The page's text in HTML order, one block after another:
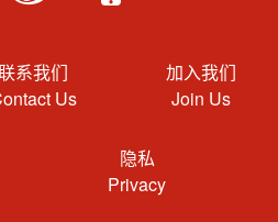
系我们
Us
加入我们
Join Us
隐私
Privacy